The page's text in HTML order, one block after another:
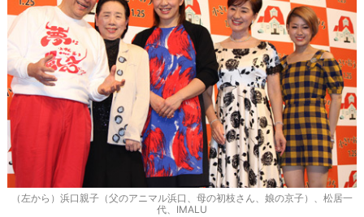
（左から）浜口親子（父のアニマル浜口、母の初枝さん、娘の京子）、松居一
代、IMALU